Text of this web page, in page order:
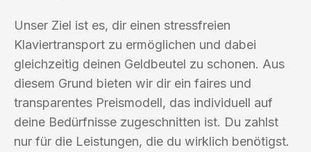
Unser Ziel ist es, dir einen stressfreien
Klaviertransport zu ermöglichen und dabei
gleichzeitig deinen Geldbeutel zu schonen. Aus
diesem Grund bieten wir dir ein faires und
transparentes Preismodell, das individuell auf
deine Bedürfnisse zugeschnitten ist. Du zahlst
nur für die Leistungen, die du wirklich benötigst.